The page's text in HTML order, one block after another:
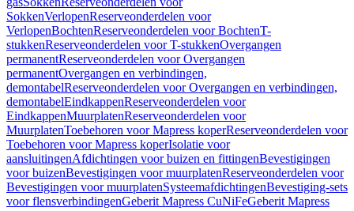
SokkenVerlopenReserveonderdelen voor
VerlopenBochtenReserveonderdelen voor BochtenT-
stukkenReserveonderdelen voor T-stukkenOvergangen
permanentReserveonderdelen voor Overgangen
permanentOvergangen en verbindingen,
demontabelReserveonderdelen voor Overgangen en verbindingen,
demontabelEindkappenReserveonderdelen voor
EindkappenMuurplatenReserveonderdelen voor
MuurplatenToebehoren voor Mapress koperReserveonderdelen voor
Toebehoren voor Mapress koperIsolatie voor
aansluitingenAfdichtingen voor buizen en fittingenBevestigingen
voor buizenBevestigingen voor muurplatenReserveonderdelen voor
Bevestigingen voor muurplatenSysteemafdichtingenBevestiging-sets
voor flensverbindingenGeberit Mapress CuNiFeGeberit Mapress